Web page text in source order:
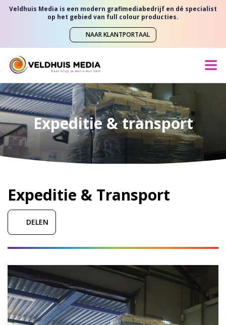
Veldhuis Media is een modern grafimediabedrijf en dé specialist
op het gebied van full colour producties.
NAAR KLANTPORTAAL
Expeditie & transport
Expeditie & Transport
DELEN